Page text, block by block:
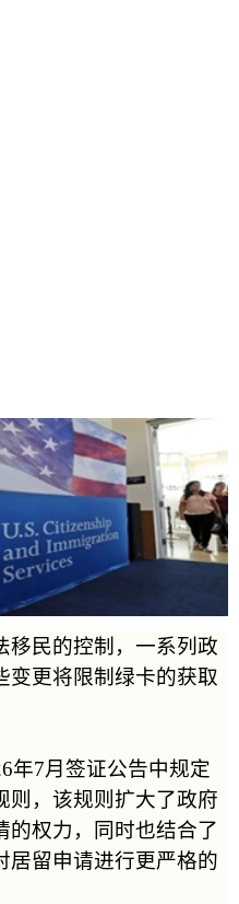
移民的控制，一系列政
变更将限制绿卡的获取
年7月签证公告中规定
则，该规则扩大了政府
的权力，同时也结合了
居留申请进行更严格的